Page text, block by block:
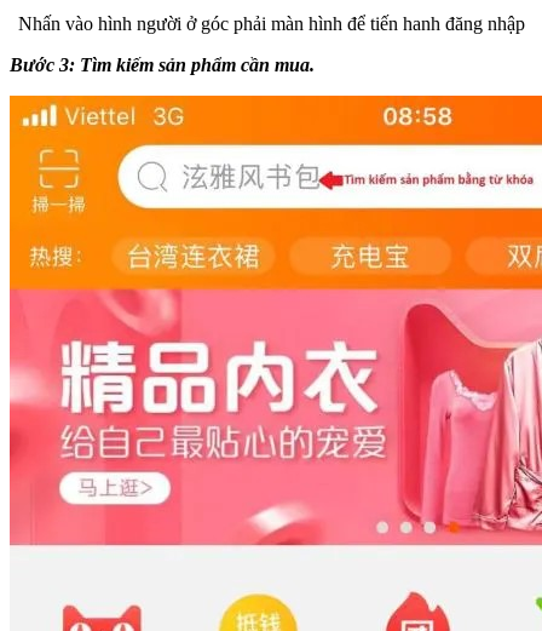
Nhấn vào hình người ở góc phải màn hình để tiến hanh đăng nhập
Bước 3: Tìm kiếm sản phẩm cần mua.